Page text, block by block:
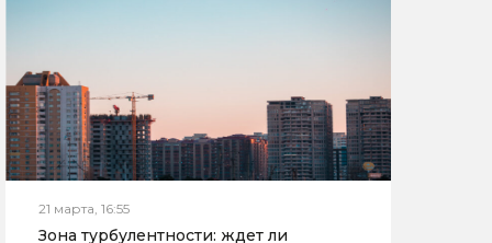
21 марта, 16:55
Зона турбулентности: ждет ли